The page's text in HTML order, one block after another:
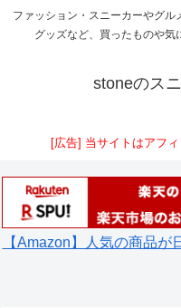
ファッション・スニーカーやグ
グッズなど、買ったものや気
stoneのス
[広告] 当サイトはアフ
【Amazon】人気の商品